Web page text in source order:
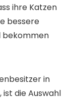
ihre Katzen
bessere
bekommen
in
die Auswahl